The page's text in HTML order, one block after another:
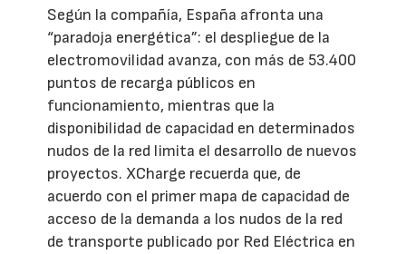
Según la compañía, España afronta una
“paradoja energética”: el despliegue de la
electromovilidad avanza, con más de 53.400
puntos de recarga públicos en
funcionamiento, mientras que la
disponibilidad de capacidad en determinados
nudos de la red limita el desarrollo de nuevos
proyectos. XCharge recuerda que, de
acuerdo con el primer mapa de capacidad de
acceso de la demanda a los nudos de la red
de transporte publicado por Red Eléctrica en